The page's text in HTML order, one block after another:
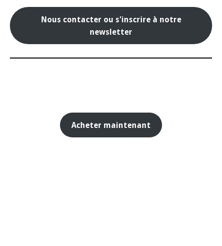
Nous contacter ou s'inscrire à notre
newsletter
Acheter maintenant